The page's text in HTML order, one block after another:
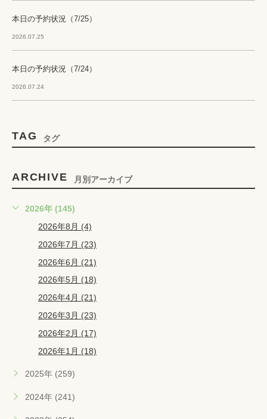
本日の予約状況（7/25）
2026.07.25
本日の予約状況（7/24）
2026.07.24
TAG タグ
ARCHIVE 月別アーカイブ
2026年 (145)
2026年8月 (4)
2026年7月 (23)
2026年6月 (21)
2026年5月 (18)
2026年4月 (21)
2026年3月 (23)
2026年2月 (17)
2026年1月 (18)
2025年 (259)
2024年 (241)